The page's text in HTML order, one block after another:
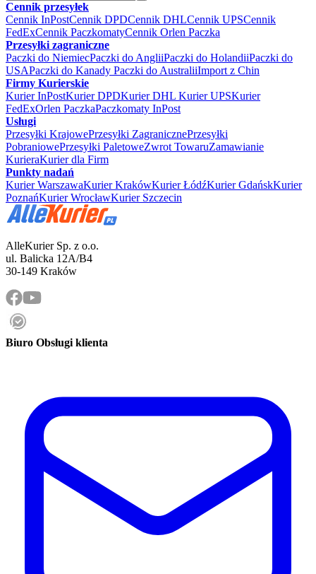
Cennik przesyłek
Cennik InPostCennik DPDCennik DHLCennik UPSCennik
FedExCennik PaczkomatyCennik Orlen Paczka
Przesyłki zagraniczne
Paczki do NiemiecPaczki do AngliiPaczki do HolandiiPaczki do
USAPaczki do Kanady Paczki do AustraliiImport z Chin
Firmy Kurierskie
Kurier InPostKurier DPDKurier DHL Kurier UPSKurier
FedExOrlen PaczkaPaczkomaty InPost
Usługi
Przesyłki KrajowePrzesyłki ZagranicznePrzesyłki
PobraniowePrzesyłki PaletoweZwrot TowaruZamawianie
KurieraKurier dla Firm
Punkty nadań
Kurier WarszawaKurier KrakówKurier ŁódźKurier GdańskKurier
PoznańKurier WrocławKurier Szczecin
AlleKurier Sp. z o.o.
ul. Balicka 12A/B4
30-149 Kraków
Biuro Obsługi klienta